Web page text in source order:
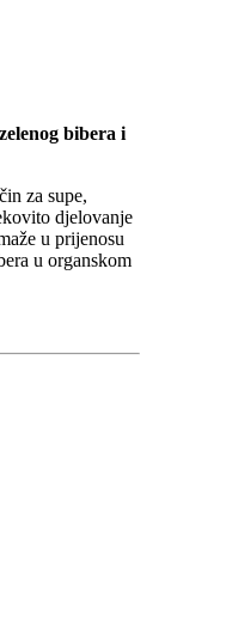
bibera i
za supe,
djelovanje
u prijenosu
u organskom